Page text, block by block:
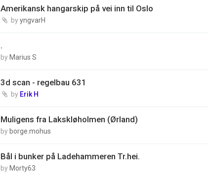
Amerikansk hangarskip på vei inn til Oslo
byyngvarH
.
by Marius S
3d scan - regelbau 631
by Erik H
Muligens fra Lakskløholmen (Ørland)
by borge.mohus
Bål i bunker på Ladehammeren Tr.hei.
by Morty63